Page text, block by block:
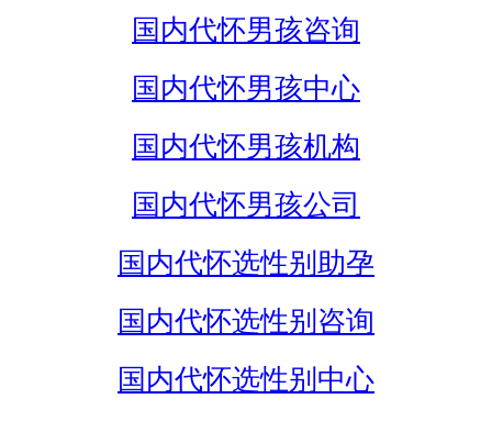
国内代怀男孩咨询
国内代怀男孩中心
国内代怀男孩机构
国内代怀男孩公司
国内代怀选性别助孕
国内代怀选性别咨询
国内代怀选性别中心